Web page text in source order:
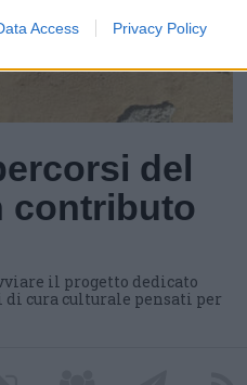
Access Privacy Policy
del
contributo
il progetto dedicato
cura culturale pensati per